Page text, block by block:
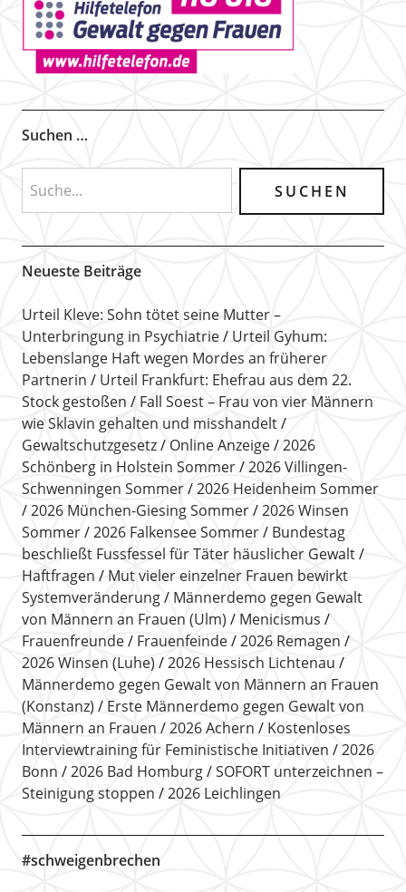
Suchen …
Neueste Beiträge
Urteil Kleve: Sohn tötet seine Mutter –
Unterbringung in Psychiatrie
Urteil Gyhum:
Lebenslange Haft wegen Mordes an früherer
Partnerin
Urteil Frankfurt: Ehefrau aus dem 22.
Stock gestoßen
Fall Soest – Frau von vier Männern
wie Sklavin gehalten und misshandelt
Gewaltschutzgesetz
Online Anzeige
2026
Schönberg in Holstein Sommer
2026 Villingen-
Schwenningen Sommer
2026 Heidenheim Sommer
2026 München-Giesing Sommer
2026 Winsen
Sommer
2026 Falkensee Sommer
Bundestag
beschließt Fussfessel für Täter häuslicher Gewalt
Haftfragen
Mut vieler einzelner Frauen bewirkt
Systemveränderung
Männerdemo gegen Gewalt
von Männern an Frauen (Ulm)
Menicismus
Frauenfreunde
Frauenfeinde
2026 Remagen
2026 Winsen (Luhe)
2026 Hessisch Lichtenau
Männerdemo gegen Gewalt von Männern an Frauen
(Konstanz)
Erste Männerdemo gegen Gewalt von
Männern an Frauen
2026 Achern
Kostenloses
Interviewtraining für Feministische Initiativen
2026
Bonn
2026 Bad Homburg
SOFORT unterzeichnen –
Steinigung stoppen
2026 Leichlingen
#schweigenbrechen